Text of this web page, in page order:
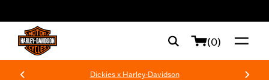
(0)
Dickies x Harley-Davidson